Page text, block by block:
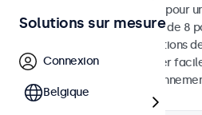
Moniteurs 8 pouces conçus pour
commercial. Ces moniteurs de 8
connexions vidéo et des options
leur permettant de s'intégrer
quelle application et
Solutions sur mesure
Connexion
Belgique